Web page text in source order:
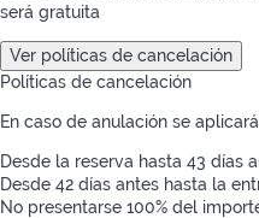
será gratuita
Ver políticas de cancelación
Políticas de cancelación
En caso de anulación se
Desde la reserva hasta 43 días
Desde 42 días antes hasta la
No presentarse 100% del